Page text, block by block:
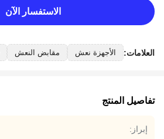
الاستفسار الآن
العلامات: الأجهزة نعش مقابض النعش
تفاصيل المنتج
إبراز: